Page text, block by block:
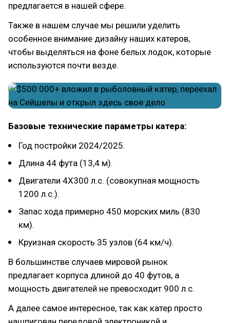
предлагается в нашей сфере.
Также в нашем случае мы решили уделить
особенное внимание дизайну наших катеров,
чтобы выделяться на фоне белых лодок, которые
используются почти везде.
Базовые технические параметры катера:
Год постройки 2024/2025.
Длина 44 фута (13,4 м).
Двигатели 4Х300 л.с. (совокупная мощность
1200 л.с.).
Запас хода примерно 450 морских миль (830
км).
Круизная скорость 35 узлов (64 км/ч).
В большинстве случаев мировой рынок
предлагает корпуса длиной до 40 футов, а
мощность двигателей не превосходит 900 л.с.
А далее самое интересное, так как катер просто